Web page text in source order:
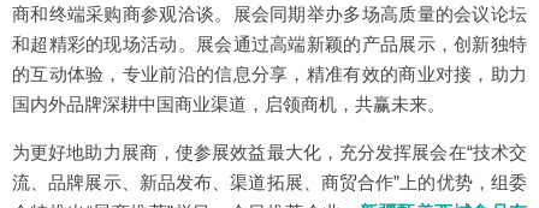
商和终端采购商参观洽谈。展会同期举办多场高质量的会议论坛
和超精彩的现场活动。展会通过高端新颖的产品展示，创新独特
的互动体验，专业前沿的信息分享，精准有效的商业对接，助力
国内外品牌深耕中国商业渠道，启领商机，共赢未来。
为更好地助力展商，使参展效益最大化，充分发挥展会在“技术交
流、品牌展示、新品发布、渠道拓展、商贸合作”上的优势，组委